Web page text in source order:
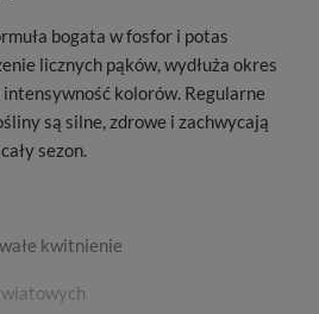
bogata w fosfor i potas
licznych pąków, wydłuża okres
kolorów. Regularne
są silne, zdrowe i zachwycają
sezon.
kwitnienie